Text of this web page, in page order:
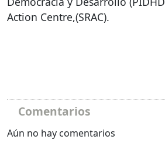
Action Centre,(SRAC).
Comentarios
Aún no hay comentarios